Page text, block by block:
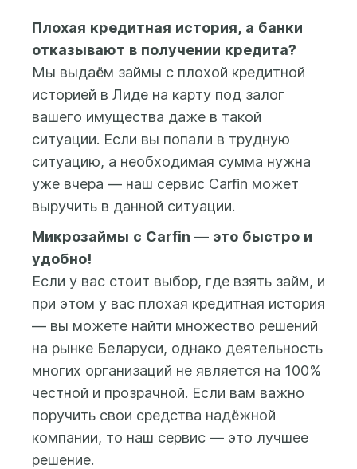
нам может
потребоваться
чуть больше
времени, чтобы
принять решение.
Информацию о
статусе Вашей
заявки можно
узнать в Личном
кабинете во
крупных банков
время зачисления
суммы составляет
от нескольких
секунд до 5 минут.
Если деньги не
поступили в
течение 10 минут
после верификации
Вашей банковской
карты,
чат либо позвоните
нам по
контактному
телефону. В любом
случае Вы
заплатите только
за дни
фактического
использования
«Личный кабинет» в
правом верхнем углу
сайта (в мобильной
версии - выбрать в меню
навигации), также
можно нажать на одну из
кнопок «Регистрация»,
«Получить деньги»,
«Деньги на карту».
В Личном кабинете
система предложит
анкету, дать согласие на
обработку персональных
данных и согласие на
предоставление
кредитного отчета.
После этого Вам будет
доступна форма
заполнения заявки на
получение займа, где вы
сможете указать
Плохая кредитная история, а банки
отказывают в получении кредита?
Мы выдаём займы с плохой кредитной
историей в Лиде на карту под залог
вашего имущества даже в такой
ситуации. Если вы попали в трудную
ситуацию, а необходимая сумма нужна
уже вчера — наш сервис Carfin может
выручить в данной ситуации.
Микрозаймы с Carfin — это быстро и
удобно!
Если у вас стоит выбор, где взять займ, и
при этом у вас плохая кредитная история
— вы можете найти множество решений
на рынке Беларуси, однако деятельность
многих организаций не является на 100%
честной и прозрачной. Если вам важно
поручить свои средства надёжной
компании, то наш сервис — это лучшее
решение.